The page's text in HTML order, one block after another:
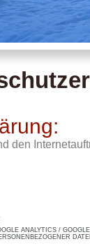
den
ANALYTICS /